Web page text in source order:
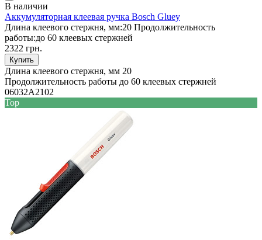
В наличии
Аккумуляторная клеевая ручка Bosch Gluey
Длина клеевого стержня, мм:20 Продолжительность
работы:до 60 клеевых стержней
2322 грн.
Купить
Длина клеевого стержня, мм 20
Продолжительность работы до 60 клеевых стержней
06032A2102
Top